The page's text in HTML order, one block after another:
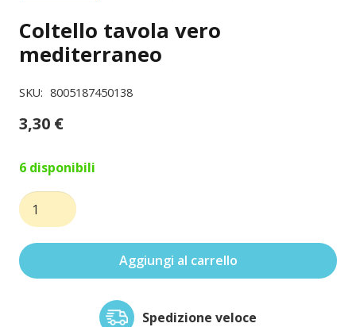
Coltello tavola vero
mediterraneo
SKU: 8005187450138
3,30 €
6 disponibili
Coltello
tavola
vero
mediterraneo
Aggiungi al carrello
Spedizione veloce